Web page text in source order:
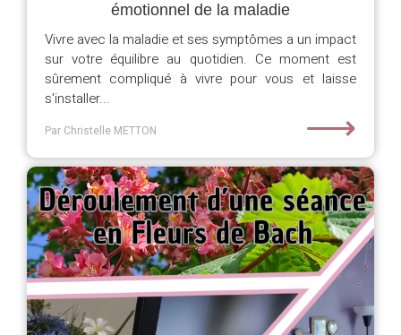
émotionnel de la maladie
Vivre avec la maladie et ses symptômes a un impact
sur votre équilibre au quotidien. Ce moment est
sûrement compliqué à vivre pour vous et laisse
s'installer...
Par Christelle METTON ⟶